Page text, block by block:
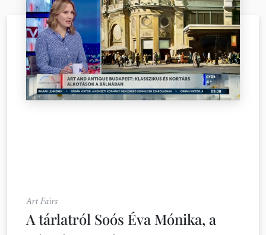
Art Fairs
A tárlatról Soós Éva Mónika, a